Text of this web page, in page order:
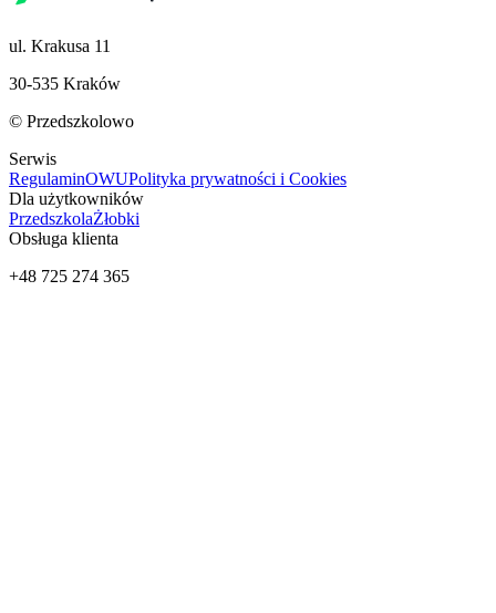
ul. Krakusa 11
30-535 Kraków
© Przedszkolowo
Serwis
RegulaminOWUPolityka prywatności i Cookies
Dla użytkowników
PrzedszkolaŻłobki
Obsługa klienta
+48 725 274 365